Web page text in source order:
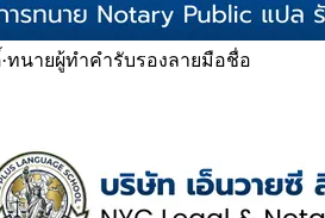
·ทนายผู้ทำคำรับรองลายมือชื่อ